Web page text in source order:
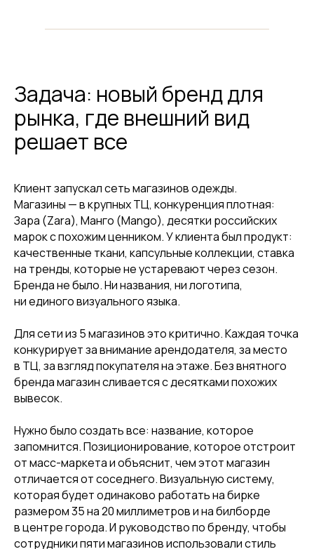
Задача: новый бренд для
рынка, где внешний вид
решает все
Клиент запускал сеть магазинов одежды.
Магазины — в крупных ТЦ, конкуренция плотная:
Зара (Zara), Манго (Mango), десятки российских
марок с похожим ценником. У клиента был продукт:
качественные ткани, капсульные коллекции, ставка
на тренды, которые не устаревают через сезон.
Бренда не было. Ни названия, ни логотипа,
ни единого визуального языка.
Для сети из 5 магазинов это критично. Каждая точка
конкурирует за внимание арендодателя, за место
в ТЦ, за взгляд покупателя на этаже. Без внятного
бренда магазин сливается с десятками похожих
вывесок.
Нужно было создать все: название, которое
запомнится. Позиционирование, которое отстроит
от масс-маркета и объяснит, чем этот магазин
отличается от соседнего. Визуальную систему,
которая будет одинаково работать на бирке
размером 35 на 20 миллиметров и на билборде
в центре города. И руководство по бренду, чтобы
сотрудники пяти магазинов использовали стиль